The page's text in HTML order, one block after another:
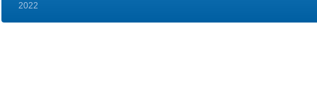
2022